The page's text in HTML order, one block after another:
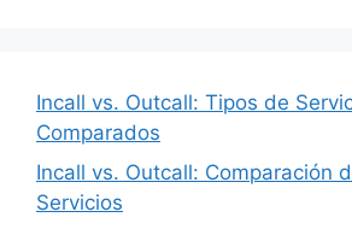
Incall vs. Outcall: Tipos de
Comparados
Incall vs. Outcall: Comparación
Servicios